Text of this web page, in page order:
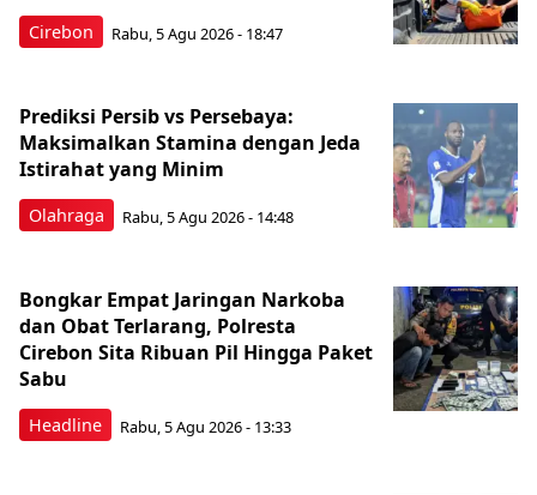
Cirebon Rabu, 5 Agu 2026 - 18:47
Olahraga
Prediksi Persib vs Persebaya:
Maksimalkan Stamina dengan Jeda
Istirahat yang Minim
Rabu, 5 Agu 2026 - 14:48
Headline
Bongkar Empat Jaringan Narkoba
dan Obat Terlarang, Polresta
Cirebon Sita Ribuan Pil Hingga Paket
Sabu
Rabu, 5 Agu 2026 - 13:33